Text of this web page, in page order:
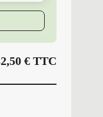
€ TTC